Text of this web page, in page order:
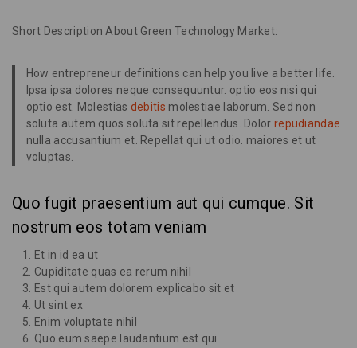
Short Description About Green Technology Market:
How entrepreneur definitions can help you live a better life.
Ipsa ipsa dolores neque consequuntur. optio eos nisi qui
optio est. Molestias debitis molestiae laborum. Sed non
soluta autem quos soluta sit repellendus. Dolor repudiandae
nulla accusantium et. Repellat qui ut odio. maiores et ut
voluptas.
Quo fugit praesentium aut qui cumque. Sit
nostrum eos totam veniam
Et in id ea ut
Cupiditate quas ea rerum nihil
Est qui autem dolorem explicabo sit et
Ut sint ex
Enim voluptate nihil
Quo eum saepe laudantium est qui